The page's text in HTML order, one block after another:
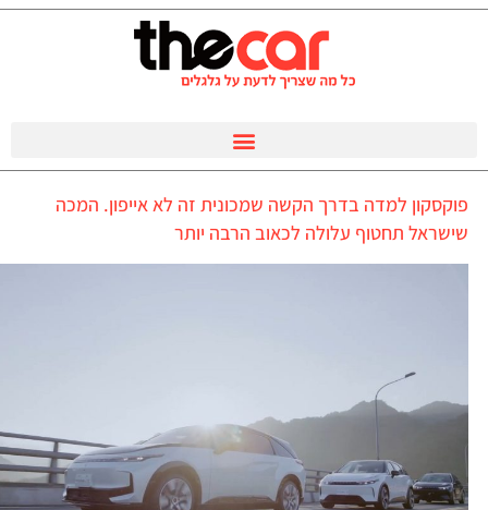
פוקסקון למדה בדרך הקשה שמכונית זה לא אייפון. המכה
שישראל תחטוף עלולה לכאוב הרבה יותר